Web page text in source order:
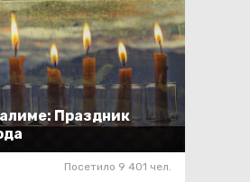
Праздник
Посетило 9 401 чел.